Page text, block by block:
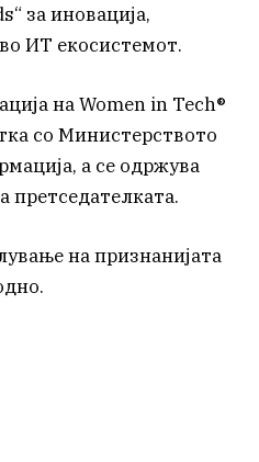
за иновација,
ИТ екосистемот.
на Women in Tech®
со Министерството
а се одржува
претседателката.
на признанијата